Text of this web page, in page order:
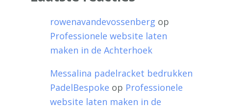
rowenavandevossenberg op
Professionele website laten
maken in de Achterhoek
Messalina padelracket bedrukken
PadelBespoke op Professionele
website laten maken in de